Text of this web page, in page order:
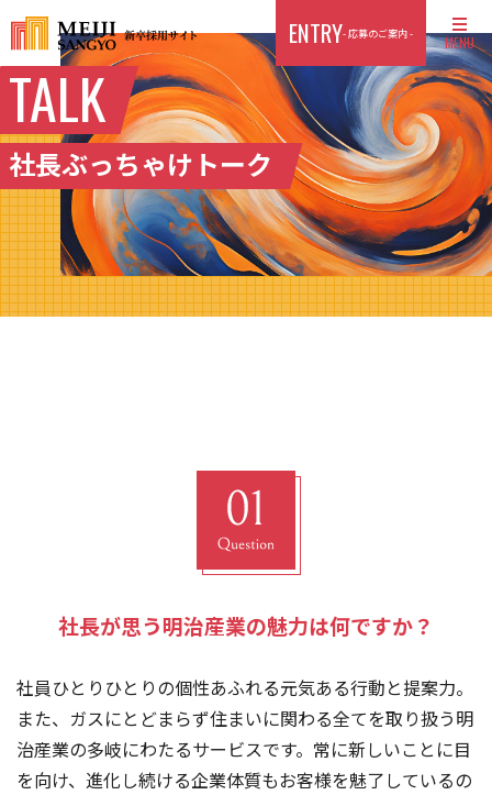
ENTRY- 応募のご案内 - MENU
TOP
ABOUT US
CULTURE
FIELD
個人情報の取り扱いについて
TALK
社長ぶっちゃけトーク
社長が思う明治産業の魅力は何ですか？
社員ひとりひとりの個性あふれる元気ある行動と提案力。
また、ガスにとどまらず住まいに関わる全てを取り扱う明
治産業の多岐にわたるサービスです。常に新しいことに目
を向け、進化し続ける企業体質もお客様を魅了しているの